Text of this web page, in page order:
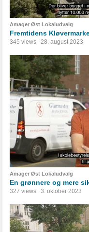
Amager Øst Lokaludvalg
Fremtidens
345 views 28. august 2023
Amager Øst Lokaludvalg
En grønnere og mere
327 views 3. oktober 2023